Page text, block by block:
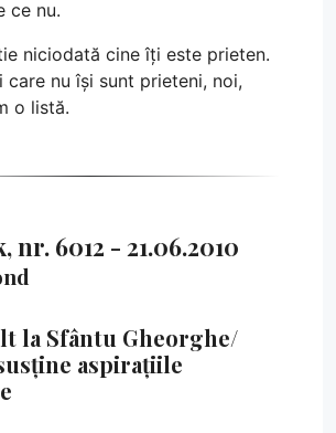
ce nu.
niciodată cine îți este prieten.
care nu își sunt prieteni, noi,
o listă.
nr. 6012 - 21.06.2010
la Sfântu Gheorghe/
aspirațiile